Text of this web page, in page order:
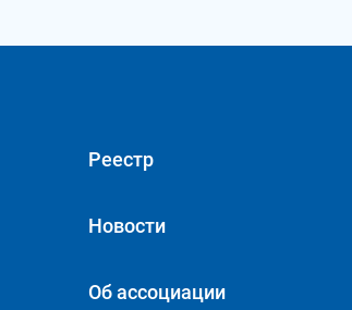
Реестр
Новости
Об ассоциации